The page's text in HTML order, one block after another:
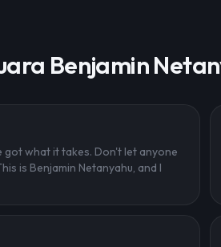
Benjamin
got what it takes. Don't let anyone
is Benjamin Netanyahu, and I